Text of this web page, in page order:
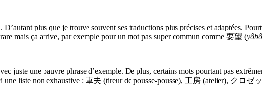
plus que je trouve souvent ses traductions plus précises et adaptées.
mais ça arrive, par exemple pour un mot pas super commun comme 要望 (yôbô
juste une pauvre phrase d’exemple. De plus, certains mots pourtant pas
une liste non exhaustive : 車夫 (tireur de pousse-pousse), 工房 (atelier), クロゼ